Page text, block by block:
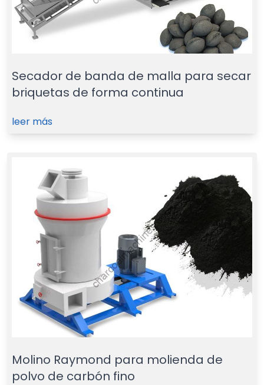
Secador de banda de malla para secar
briquetas de forma continua
leer más
Molino Raymond para molienda de
polvo de carbón fino